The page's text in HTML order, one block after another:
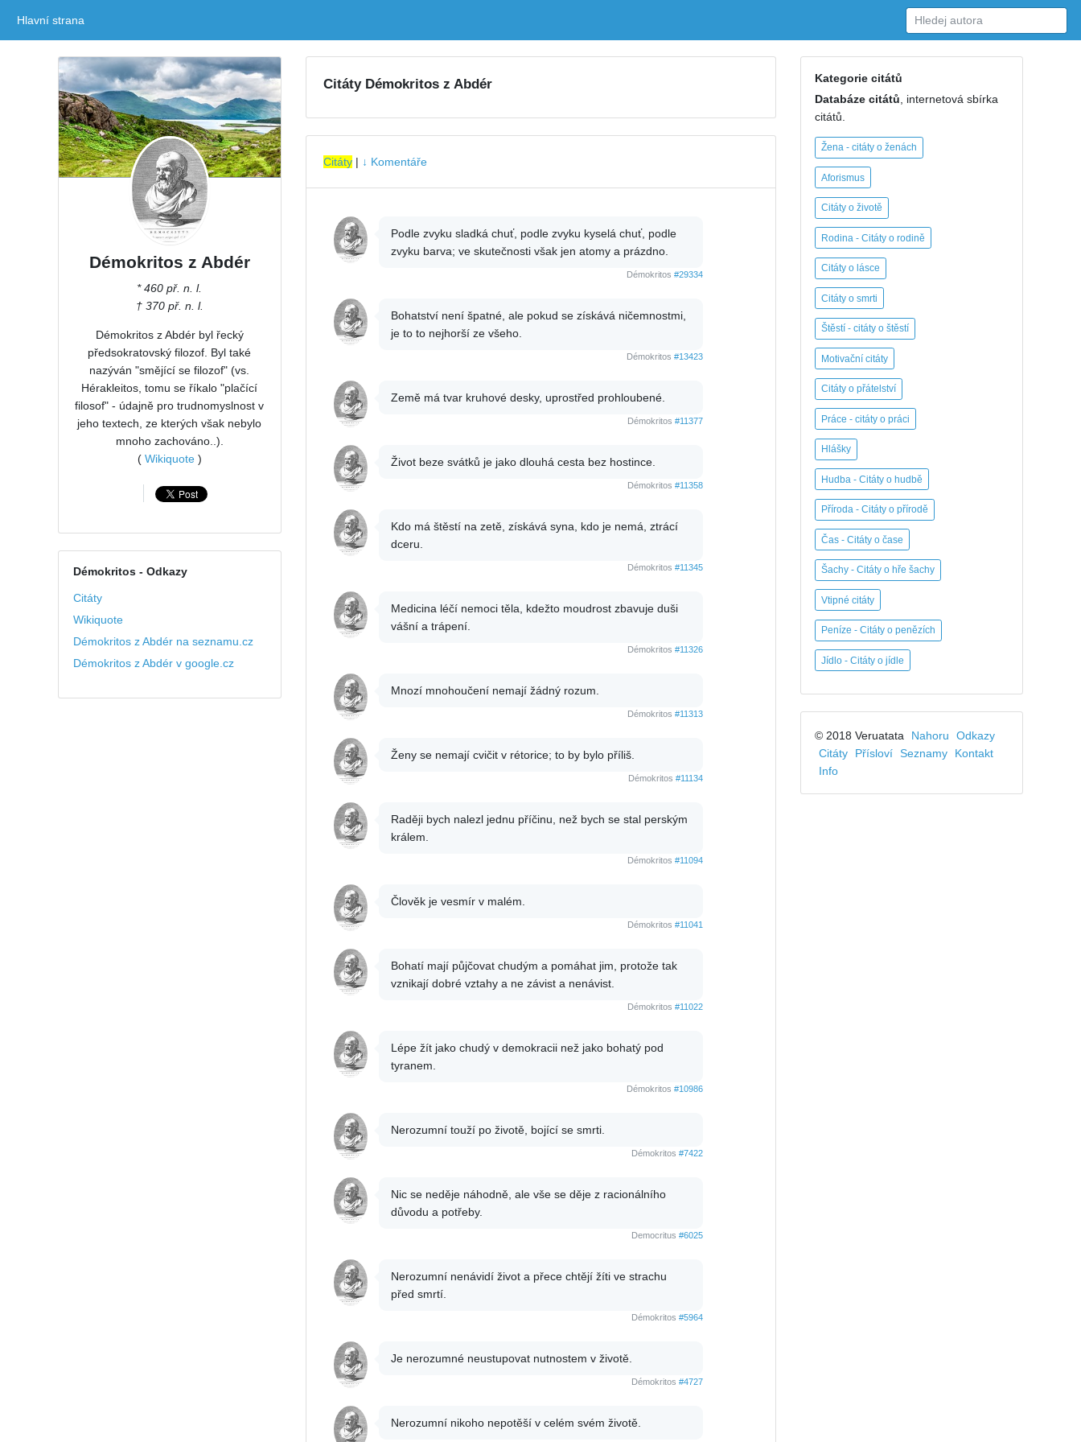
Hlavní strana
Démokritos z Abdér
* 460 př. n. l.
† 370 př. n. l.
Démokritos z Abdér byl řecký
předsokratovský filozof. Byl také
nazýván "smějící se filozof" (vs.
Hérakleitos, tomu se říkalo "plačící
filosof" - údajně pro trudnomyslnost v
jeho textech, ze kterých však nebylo
mnoho zachováno..).
( Wikiquote)
Démokritos- Odkazy
Citáty
Wikiquote
Démokritos z Abdér na seznamu.cz
Démokritos z Abdér v google.cz
Citáty Démokritos z Abdér
Citáty| ↓ Komentáře
Podle zvyku sladká chuť, podle zvyku kyselá chuť, podle
zvyku barva; ve skutečnosti však jen atomy a prázdno.
Démokritos #29334
Bohatství není špatné, ale pokud se získává ničemnostmi,
je to to nejhorší ze všeho.
Démokritos #13423
Země má tvar kruhové desky, uprostřed prohloubené.
Démokritos #11377
Život beze svátků je jako dlouhá cesta bez hostince.
Démokritos #11358
Kdo má štěstí na zetě, získává syna, kdo je nemá, ztrácí
dceru.
Démokritos #11345
Medicina léčí nemoci těla, kdežto moudrost zbavuje duši
vášní a trápení.
Démokritos #11326
Mnozí mnohoučení nemají žádný rozum.
Démokritos #11313
Ženy se nemají cvičit v rétorice; to by bylo příliš.
Démokritos #11134
Raději bych nalezl jednu příčinu, než bych se stal perským
králem.
Démokritos #11094
Člověk je vesmír v malém.
Démokritos #11041
Bohatí mají půjčovat chudým a pomáhat jim, protože tak
vznikají dobré vztahy a ne závist a nenávist.
Démokritos #11022
Lépe žít jako chudý v demokracii než jako bohatý pod
tyranem.
Démokritos #10986
Nerozumní touží po životě, bojící se smrti.
Démokritos #7422
Nic se neděje náhodně, ale vše se děje z racionálního
důvodu a potřeby.
Democritus #6025
Nerozumní nenávidí život a přece chtějí žíti ve strachu
před smrtí.
Démokritos #5964
Je nerozumné neustupovat nutnostem v životě.
Démokritos #4727
Nerozumní nikoho nepotěší v celém svém životě.
Kategorie citátů
Databáze citátů , internetová sbírka
citátů.
Žena - citáty o ženách
Aforismus
Citáty o životě
Rodina - Citáty o rodině
Citáty o lásce
Citáty o smrti
Štěstí - citáty o štěstí
Motivační citáty
Citáty o přátelství
Práce - citáty o práci
Hlášky
Hudba - Citáty o hudbě
Příroda - Citáty o přírodě
Čas - Citáty o čase
Šachy - Citáty o hře šachy
Vtipné citáty
Peníze - Citáty o penězích
Jídlo - Citáty o jídle
© 2018 Veruatata Nahoru
Odkazy
Citáty
Přísloví Seznamy
Kontakt
Info